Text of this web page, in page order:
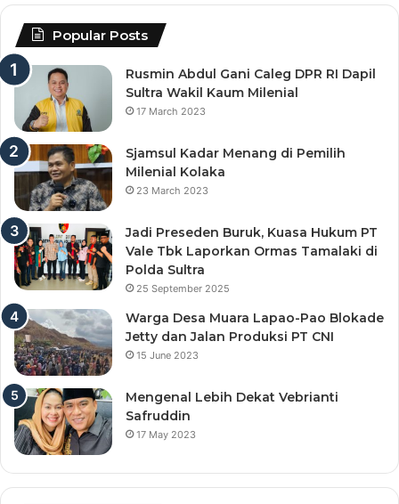
Popular Posts
Rusmin Abdul Gani Caleg DPR RI Dapil
Sultra Wakil Kaum Milenial
17 March 2023
Sjamsul Kadar Menang di Pemilih
Milenial Kolaka
23 March 2023
Jadi Preseden Buruk, Kuasa Hukum PT
Vale Tbk Laporkan Ormas Tamalaki di
Polda Sultra
25 September 2025
Warga Desa Muara Lapao-Pao Blokade
Jetty dan Jalan Produksi PT CNI
15 June 2023
Mengenal Lebih Dekat Vebrianti
Safruddin
17 May 2023